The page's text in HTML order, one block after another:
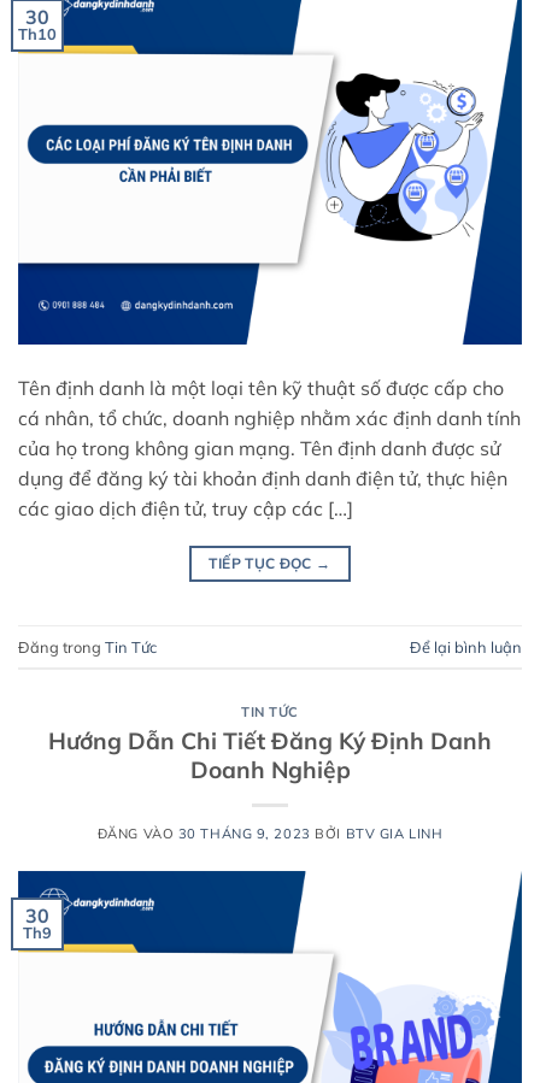
30
Th10
Tên định danh là một loại tên kỹ thuật số được cấp cho
cá nhân, tổ chức, doanh nghiệp nhằm xác định danh tính
của họ trong không gian mạng. Tên định danh được sử
dụng để đăng ký tài khoản định danh điện tử, thực hiện
các giao dịch điện tử, truy cập các […]
TIẾP TỤC ĐỌC →
Đăng trong Tin Tức Để lại bình luận
TIN TỨC
Hướng Dẫn Chi Tiết Đăng Ký Định Danh
Doanh Nghiệp
ĐĂNG VÀO 30 THÁNG 9, 2023 BỞI BTV GIA LINH
30
Th9